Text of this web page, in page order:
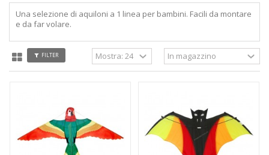
Una selezione di aquiloni a 1 linea per bambini. Facili da montare
e da far volare.
FILTER